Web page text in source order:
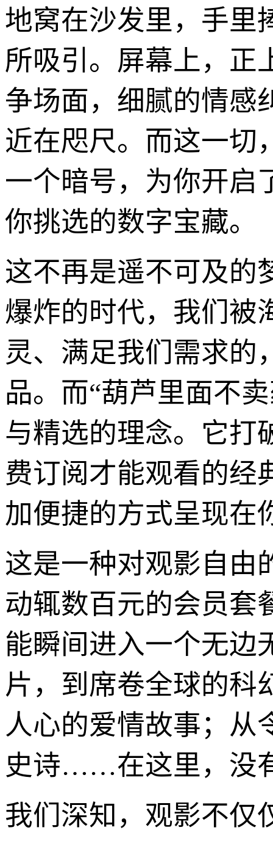
地窝在沙发里，手里
所吸引。屏幕上，正
争场面，细腻的情感
近在咫尺。而这一切
一个暗号，为你开启
你挑选的数字宝藏。
这不再是遥不可及的
爆炸的时代，我们被
灵、满足我们需求的
品。而“葫芦里面不
与精选的理念。它打
费订阅才能观看的经
加便捷的方式呈现在
这是一种对观影自由
动辄数百元的会员套
能瞬间进入一个无边
片，到席卷全球的科
人心的爱情故事；从
史诗……在这里，没
我们深知，观影不仅